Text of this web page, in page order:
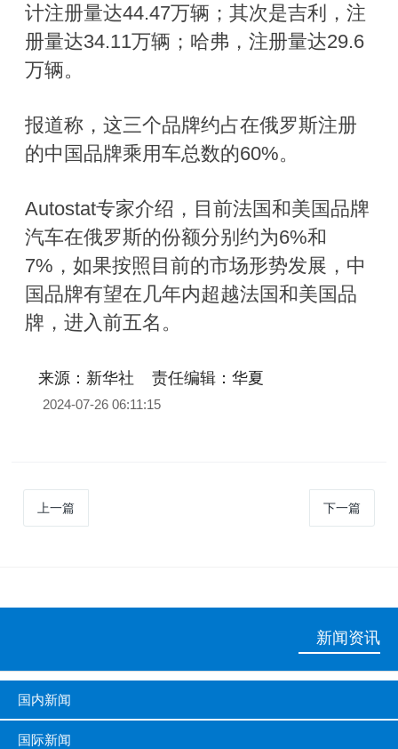
计注册量达44.47万辆；其次是吉利，注
册量达34.11万辆；哈弗，注册量达29.6
万辆。
报道称，这三个品牌约占在俄罗斯注册
的中国品牌乘用车总数的60%。
Autostat专家介绍，目前法国和美国品牌
汽车在俄罗斯的份额分别约为6%和
7%，如果按照目前的市场形势发展，中
国品牌有望在几年内超越法国和美国品
牌，进入前五名。
来源：新华社 责任编辑：华夏
2024-07-26 06:11:15
上一篇 下一篇
新闻资讯
国内新闻
国际新闻